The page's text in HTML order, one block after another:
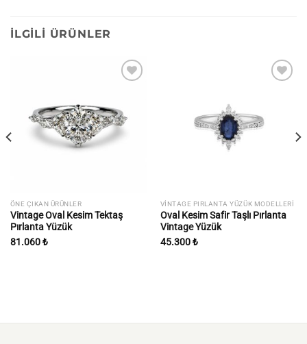
İLGILI ÜRÜNLER
İstek
listesine
ÖNE ÇIKAN ÜRÜNLER
Vintage Oval Kesim Tektaş
Pırlanta Yüzük
81.060₺
listesine
VINTAGE PIRLANTA YÜZÜK MODELLERI
Oval Kesim Safir Taşlı Pırlanta
Vintage Yüzük
45.300₺